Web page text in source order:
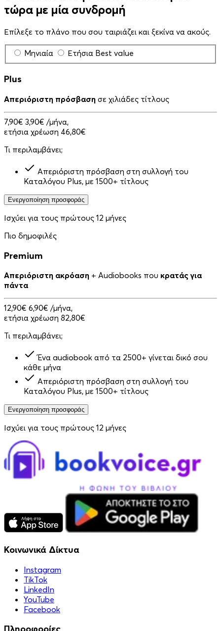
τώρα με μία συνδρομή
Επίλεξε το πλάνο που σου ταιριάζει και ξεκίνα να ακούς.
Μηνιαία Ετήσια Best value
Plus
Απεριόριστη πρόσβαση σε χιλιάδες τίτλους
7,90€ 3,90€ /μήνα,
ετήσια χρέωση 46,80€
Τι περιλαμβάνει;
Απεριόριστη πρόσβαση στη συλλογή του
Καταλόγου Plus, με 1500+ τίτλους
Ενεργοποίηση προσφοράς
Ισχύει για τους πρώτους 12 μήνες
Πιο δημοφιλές
Premium
Απεριόριστη ακρόαση + Audiobooks που κρατάς για
πάντα
12,90€ 6,90€ /μήνα,
ετήσια χρέωση 82,80€
Τι περιλαμβάνει;
Ένα audiobook από τα 2500+ γίνεται δικό σου
κάθε μήνα
Απεριόριστη πρόσβαση στη συλλογή του
Καταλόγου Plus, με 1500+ τίτλους
Ενεργοποίηση προσφοράς
Ισχύει για τους πρώτους 12 μήνες
Κοινωνικά Δίκτυα
Instagram
TikTok
LinkedIn
YouTube
Facebook